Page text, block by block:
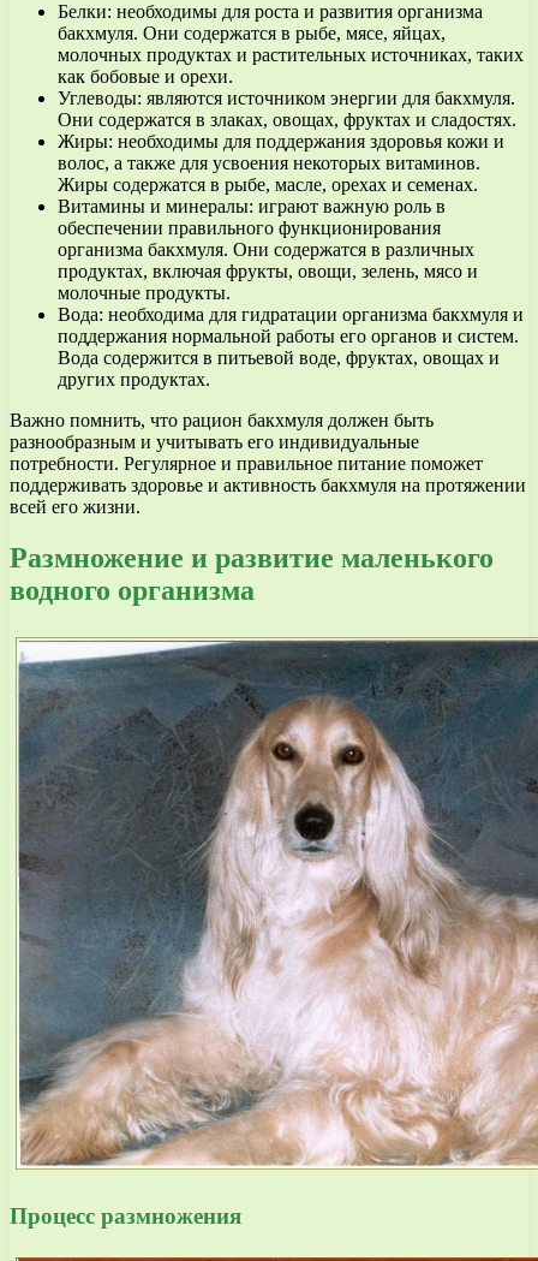
Белки: необходимы для роста и развития организма
бакхмуля. Они содержатся в рыбе, мясе, яйцах,
молочных продуктах и растительных источниках, таких
как бобовые и орехи.
Углеводы: являются источником энергии для бакхмуля.
Они содержатся в злаках, овощах, фруктах и сладостях.
Жиры: необходимы для поддержания здоровья кожи и
волос, а также для усвоения некоторых витаминов.
Жиры содержатся в рыбе, масле, орехах и семенах.
Витамины и минералы: играют важную роль в
обеспечении правильного функционирования
организма бакхмуля. Они содержатся в различных
продуктах, включая фрукты, овощи, зелень, мясо и
молочные продукты.
Вода: необходима для гидратации организма бакхмуля и
поддержания нормальной работы его органов и систем.
Вода содержится в питьевой воде, фруктах, овощах и
других продуктах.
Важно помнить, что рацион бакхмуля должен быть
разнообразным и учитывать его индивидуальные
потребности. Регулярное и правильное питание поможет
поддерживать здоровье и активность бакхмуля на протяжении
всей его жизни.
Размножение и развитие маленького
водного организма
Процесс размножения